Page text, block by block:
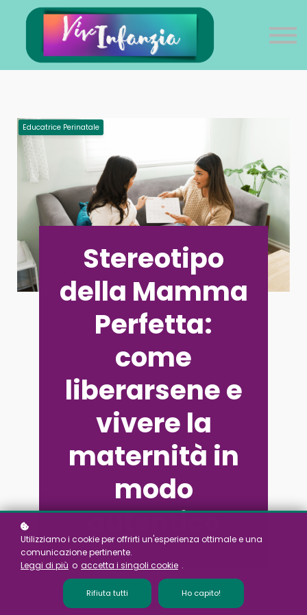
Sei professionista?
Sei genitore?
Login
Educatrice Perinatale
Stereotipo
della Mamma
Perfetta:
come
liberarsene e
vivere la
maternità in
modo
autentico
Utilizziamo i cookie per offrirti un'esperienza ottimale e una
comunicazione pertinente.
Leggi di più o accetta i singoli cookie .
Rifiuta tutti Ho capito!